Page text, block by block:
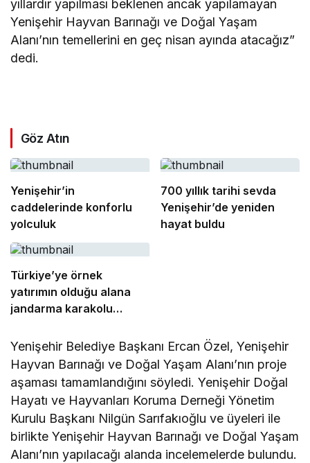
yıllardır yapılması beklenen ancak yapılamayan
Yenişehir Hayvan Barınağı ve Doğal Yaşam
Alanı’nın temellerini en geç nisan ayında atacağız”
dedi.
Göz Atın
Yenişehir’in
caddelerinde konforlu
yolculuk
700 yıllık tarihi sevda
Yenişehir’de yeniden
hayat buldu
Türkiye’ye örnek
yatırımın olduğu alana
jandarma karakolu
Yenişehir Belediye Başkanı Ercan Özel, Yenişehir
Hayvan Barınağı ve Doğal Yaşam Alanı’nın proje
aşaması tamamlandığını söyledi. Yenişehir Doğal
Hayatı ve Hayvanları Koruma Derneği Yönetim
Kurulu Başkanı Nilgün Sarıfakıoğlu ve üyeleri ile
birlikte Yenişehir Hayvan Barınağı ve Doğal Yaşam
Alanı’nın yapılacağı alanda incelemelerde bulundu.